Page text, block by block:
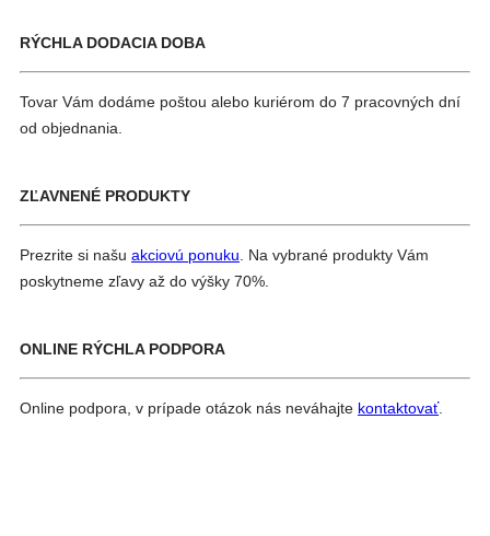
RÝCHLA DODACIA DOBA
Tovar Vám dodáme poštou alebo kuriérom do 7 pracovných dní
od objednania.
ZĽAVNENÉ PRODUKTY
Prezrite si našu akciovú ponuku. Na vybrané produkty Vám
poskytneme zľavy až do výšky 70%.
ONLINE RÝCHLA PODPORA
Online podpora, v prípade otázok nás neváhajte kontaktovať.